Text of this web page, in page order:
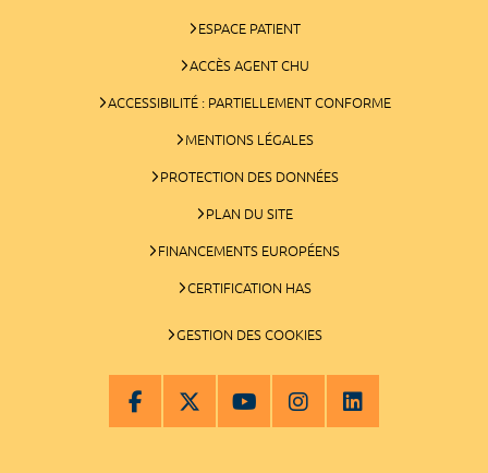
ESPACE PATIENT
ACCÈS AGENT CHU
ACCESSIBILITÉ : PARTIELLEMENT CONFORME
MENTIONS LÉGALES
PROTECTION DES DONNÉES
PLAN DU SITE
FINANCEMENTS EUROPÉENS
CERTIFICATION HAS
GESTION DES COOKIES